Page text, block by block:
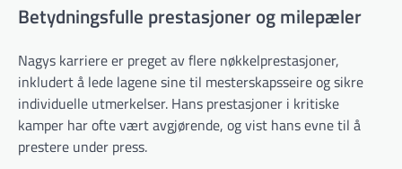
Betydningsfulle prestasjoner og milepæler
Nagys karriere er preget av flere nøkkelprestasjoner,
inkludert å lede lagene sine til mesterskapsseire og sikre
individuelle utmerkelser. Hans prestasjoner i kritiske
kamper har ofte vært avgjørende, og vist hans evne til å
prestere under press.